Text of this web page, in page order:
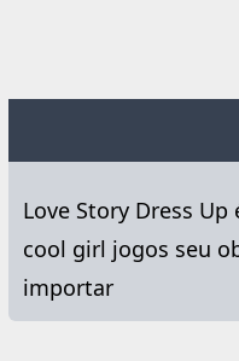
Love Story Dress
cool girl jogos seu
importar